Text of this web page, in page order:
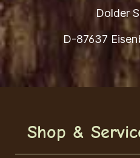
Dolder
D-87637
Shop &